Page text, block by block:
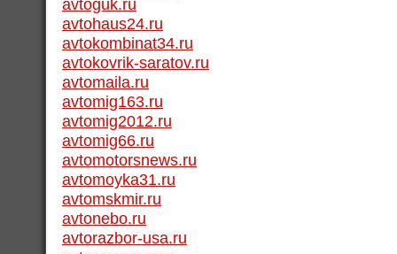
avtoguk.ru
avtohaus24.ru
avtokombinat34.ru
avtokovrik-saratov.ru
avtomaila.ru
avtomig163.ru
avtomig2012.ru
avtomig66.ru
avtomotorsnews.ru
avtomoyka31.ru
avtomskmir.ru
avtonebo.ru
avtorazbor-usa.ru